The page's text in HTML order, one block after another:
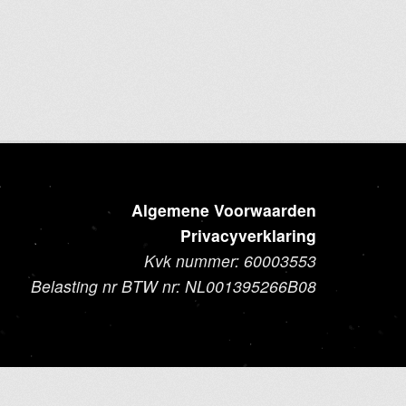
Algemene Voorwaarden
Privacyverklaring
Kvk nummer: 60003553
Belasting nr BTW nr: NL001395266B08